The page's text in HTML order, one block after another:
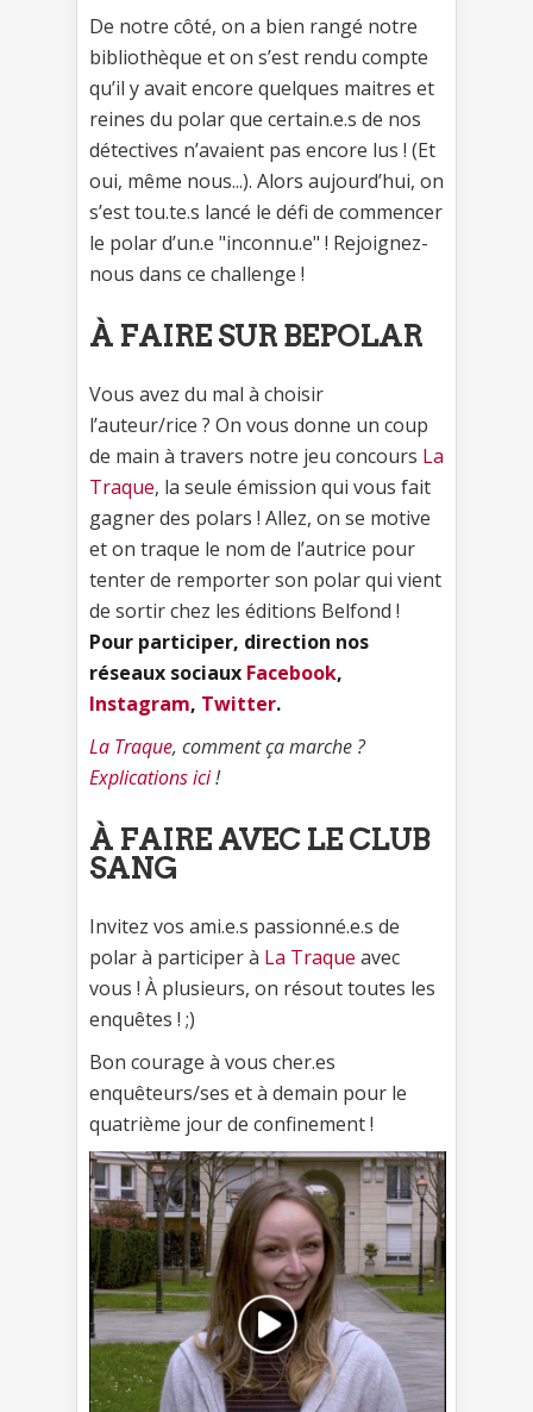
De notre côté, on a bien rangé notre
bibliothèque et on s’est rendu compte
qu’il y avait encore quelques maitres et
reines du polar que certain.e.s de nos
détectives n’avaient pas encore lus ! (Et
oui, même nous...). Alors aujourd’hui, on
s’est tou.te.s lancé le défi de commencer
le polar d’un.e "inconnu.e" ! Rejoignez-
nous dans ce challenge !
À FAIRE SUR BEPOLAR
Vous avez du mal à choisir
l’auteur/rice ? On vous donne un coup
de main à travers notre jeu concours La
Traque, la seule émission qui vous fait
gagner des polars ! Allez, on se motive
et on traque le nom de l’autrice pour
tenter de remporter son polar qui vient
de sortir chez les éditions Belfond !
Pour participer, direction nos
réseaux sociaux Facebook,
Instagram, Twitter.
La Traque, comment ça marche ?
Explications ici!
À FAIRE AVEC LE CLUB
SANG
Invitez vos ami.e.s passionné.e.s de
polar à participer à La Traque avec
vous ! À plusieurs, on résout toutes les
enquêtes ! ;)
Bon courage à vous cher.es
enquêteurs/ses et à demain pour le
quatrième jour de confinement !